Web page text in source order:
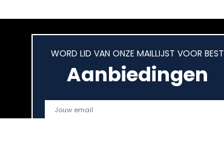
WORD LID VAN ONZE MAILLIJST VOOR BEST
Aanbiedingen